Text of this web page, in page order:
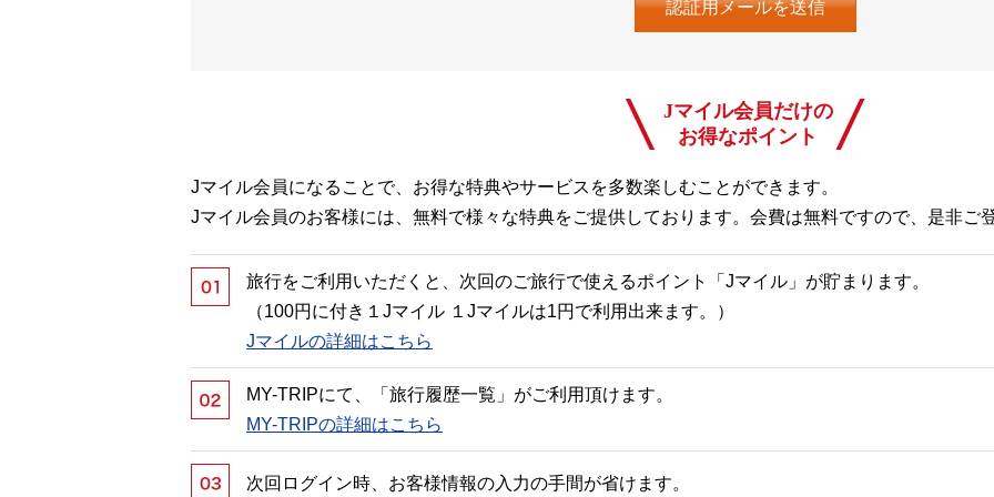
Jマイル会員だけの
お得なポイント
Jマイル会員になることで、お得な特典やサービスを多数楽しむことができます。
Jマイル会員のお客様には、無料で様々な特典をご提供しております。会費は無料ですので、是非ご
旅行をご利用いただくと、次回のご旅行で使えるポイント「Jマイル」が貯まります。
（100円に付き１Jマイル １Jマイルは1円で利用出来ます。）
Jマイルの詳細はこちら
MY-TRIPにて、「旅行履歴一覧」がご利用頂けます。
MY-TRIPの詳細はこちら
次回ログイン時、お客様情報の入力の手間が省けます。